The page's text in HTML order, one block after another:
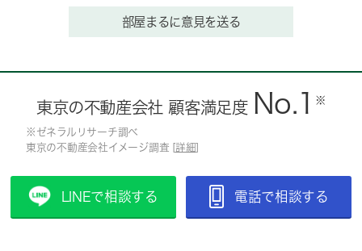
部屋まるに意見を送る
東京の不動産会社 顧客満足度 No.1 ※
※ゼネラルリサーチ調べ
東京の不動産会社イメージ調査 [ 詳細
LINEで相談する 電話で相談する